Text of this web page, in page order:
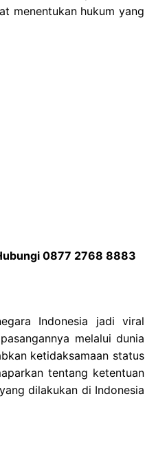
menentukan hukum yang
0877 2768 8883
Indonesia jadi viral
melalui dunia
ketidaksamaan status
tentang ketentuan
dilakukan di Indonesia